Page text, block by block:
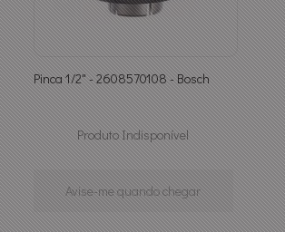
Pinca 1/2" - 2608570108 - Bosch
Produto Indisponível
Avise-me quando chegar